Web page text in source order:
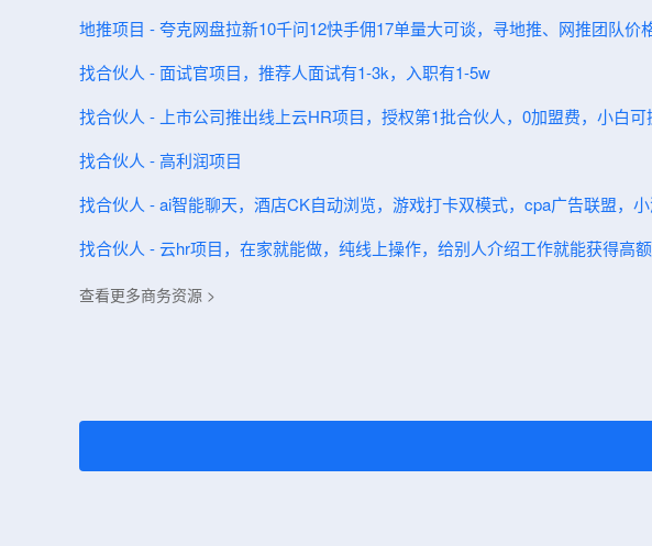
地推项目 - 夸克网盘拉新10千问12快手佣17单量大可谈，寻地推、网推团队价
找合伙人 - 面试官项目，推荐人面试有1-3k，入职有1-5w
找合伙人 - 上市公司推出线上云HR项目，授权第1批合伙人，0加盟费，小白可
找合伙人 - 高利润项目
找合伙人 - ai智能聊天，酒店CK自动浏览，游戏打卡双模式，cpa广告联盟，
找合伙人 - 云hr项目，在家就能做，纯线上操作，给别人介绍工作就能获得高
查看更多商务资源 >